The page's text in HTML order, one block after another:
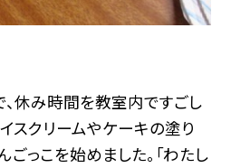
、休み時間を教室内ですごし
スクリームやケーキの塗り
っこを始めました。「わたし